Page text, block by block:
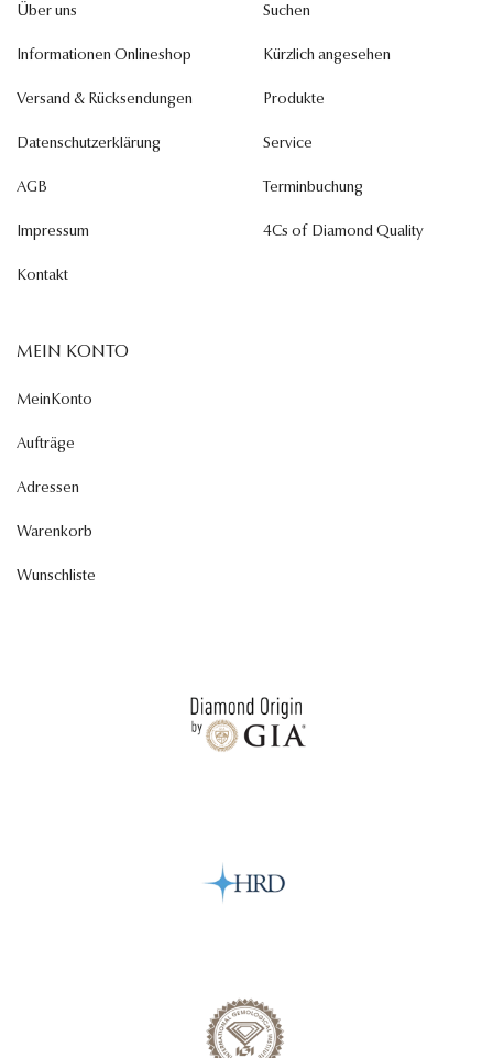
Über uns
Informationen Onlineshop
Versand & Rücksendungen
Datenschutzerklärung
AGB
Impressum
Kontakt
Suchen
Kürzlich angesehen
Produkte
Service
Terminbuchung
4Cs of Diamond Quality
MEIN KONTO
MeinKonto
Aufträge
Adressen
Warenkorb
Wunschliste